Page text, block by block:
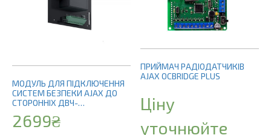
МОДУЛЬ ДЛЯ ПІДКЛЮЧЕННЯ
СИСТЕМ БЕЗПЕКИ AJAX ДО
СТОРОННІХ ДВЧ-
КОРПУСА)
2699₴
ПРИЙМАЧ РАДІОДАТЧИКІВ
AJAX OCBRIDGE PLUS
Ціну
уточнюйте